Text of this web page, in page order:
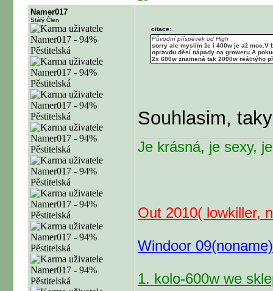
Namer017
Stálý Člen
citace:
Původní příspěvek od High
sorry ale myslím že i 400w je až moc.V
opravdu děsí nápady na groweru.A
2x 600w znamená tak 2000w reálnýho
Souhlasim,
Je krásná, je sexy,
Out 2010( lowkiller,
Windoor 09(noname)
1. kolo-600w we